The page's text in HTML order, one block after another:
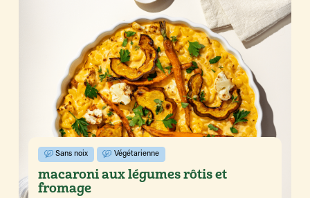
Sans noix Végétarienne
macaroni aux légumes rôtis et
fromage